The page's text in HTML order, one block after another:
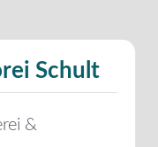
Schult
&